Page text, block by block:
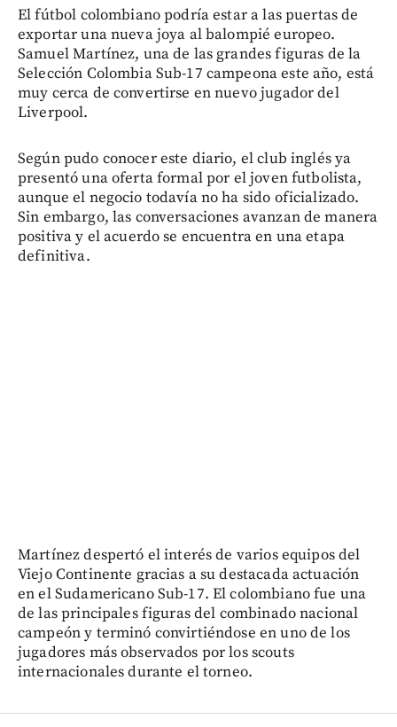
El fútbol colombiano podría estar a las puertas de
exportar una nueva joya al balompié europeo.
Samuel Martínez, una de las grandes figuras de la
Selección Colombia Sub-17 campeona este año, está
muy cerca de convertirse en nuevo jugador del
Liverpool.
Según pudo conocer este diario, el club inglés ya
presentó una oferta formal por el joven futbolista,
aunque el negocio todavía no ha sido oficializado.
Sin embargo, las conversaciones avanzan de manera
positiva y el acuerdo se encuentra en una etapa
definitiva.
Martínez despertó el interés de varios equipos del
Viejo Continente gracias a su destacada actuación
en el Sudamericano Sub-17. El colombiano fue una
de las principales figuras del combinado nacional
campeón y terminó convirtiéndose en uno de los
jugadores más observados por los scouts
internacionales durante el torneo.